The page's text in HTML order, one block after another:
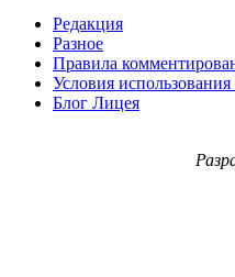
Редакция
Разное
Правила
Условия использования
Блог Лицея